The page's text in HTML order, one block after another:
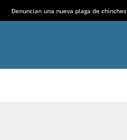
Denuncian una nueva plaga de chinches